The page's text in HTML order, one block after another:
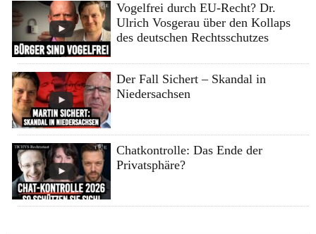
Vogelfrei durch EU-Recht? Dr.
Ulrich Vosgerau über den Kollaps
des deutschen Rechtsschutzes
Der Fall Sichert – Skandal in
Niedersachsen
Chatkontrolle: Das Ende der
Privatsphäre?